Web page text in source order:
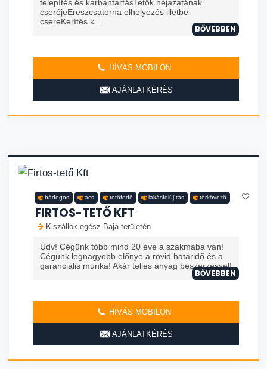
telepítés és karbantartásTetők héjazatának
cseréjeEreszcsatorna elhelyezés illetbe
csereKerítés k...
BŐVEBBEN
HÍVÁS MOBILON
AJÁNLATKÉRÉS
bádogos ács tetőfedő lakásfelújítás térkövező
FIRTOS-TETŐ KFT
Kiszállok egész Baja területén
Üdv! Cégünk több mind 20 éve a szakmába van!
Cégünk legnagyobb előnye a rövid határidő és a
garanciális munka! Akár teljes anyag beszerzéssel!
BŐVEBBEN
HÍVÁS MOBILON
AJÁNLATKÉRÉS